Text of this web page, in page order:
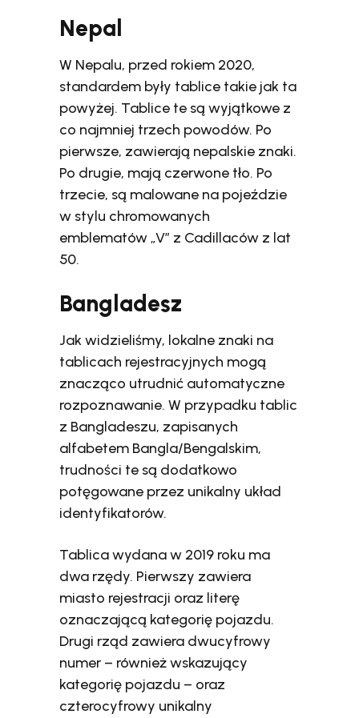
Nepal
W Nepalu, przed rokiem 2020,
standardem były tablice takie jak ta
powyżej. Tablice te są wyjątkowe z
co najmniej trzech powodów. Po
pierwsze, zawierają nepalskie znaki.
Po drugie, mają czerwone tło. Po
trzecie, są malowane na pojeździe
w stylu chromowanych
emblematów „V” z Cadillaców z lat
50.
Bangladesz
Jak widzieliśmy, lokalne znaki na
tablicach rejestracyjnych mogą
znacząco utrudnić automatyczne
rozpoznawanie. W przypadku tablic
z Bangladeszu, zapisanych
alfabetem Bangla/Bengalskim,
trudności te są dodatkowo
potęgowane przez unikalny układ
identyfikatorów.
Tablica wydana w 2019 roku ma
dwa rzędy. Pierwszy zawiera
miasto rejestracji oraz literę
oznaczającą kategorię pojazdu.
Drugi rząd zawiera dwucyfrowy
numer – również wskazujący
kategorię pojazdu – oraz
czterocyfrowy unikalny